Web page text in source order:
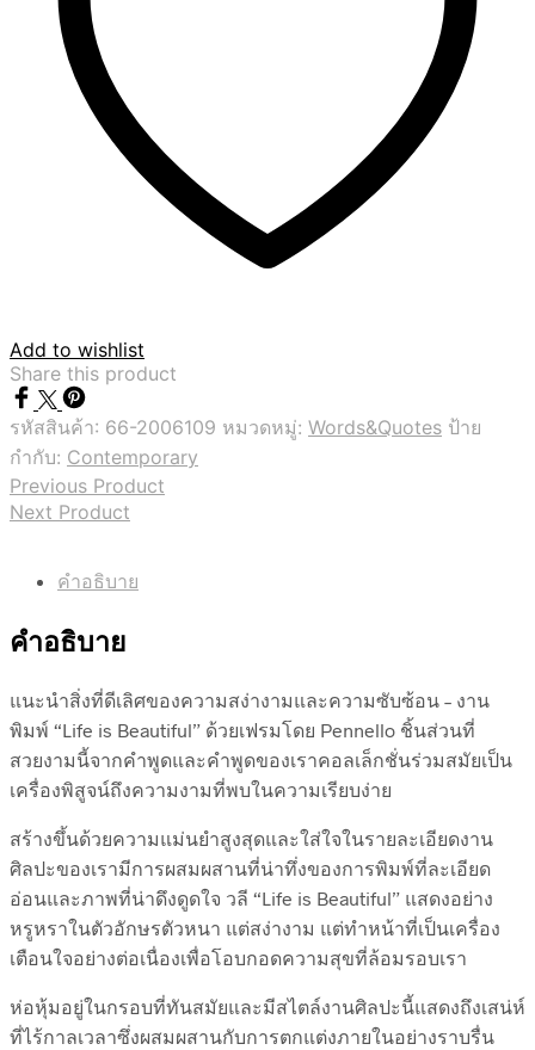
Add to wishlist
Share this product
รหัสสินค้า: 66-2006109 หมวดหมู่: Words&Quotes ป้าย
กำกับ: Contemporary
Previous Product
Next Product
คำอธิบาย
คำอธิบาย
แนะนำสิ่งที่ดีเลิศของความสง่างามและความซับซ้อน – งาน
พิมพ์ “Life is Beautiful” ด้วยเฟรมโดย Pennello ชิ้นส่วนที่
สวยงามนี้จากคำพูดและคำพูดของเราคอลเล็กชั่นร่วมสมัยเป็น
เครื่องพิสูจน์ถึงความงามที่พบในความเรียบง่าย
สร้างขึ้นด้วยความแม่นยำสูงสุดและใส่ใจในรายละเอียดงาน
ศิลปะของเรามีการผสมผสานที่น่าทึ่งของการพิมพ์ที่ละเอียด
อ่อนและภาพที่น่าดึงดูดใจ วลี “Life is Beautiful” แสดงอย่าง
หรูหราในตัวอักษรตัวหนา แต่สง่างาม แต่ทำหน้าที่เป็นเครื่อง
เตือนใจอย่างต่อเนื่องเพื่อโอบกอดความสุขที่ล้อมรอบเรา
ห่อหุ้มอยู่ในกรอบที่ทันสมัยและมีสไตล์งานศิลปะนี้แสดงถึงเสน่ห์
ที่ไร้กาลเวลาซึ่งผสมผสานกับการตกแต่งภายในอย่างราบรื่น